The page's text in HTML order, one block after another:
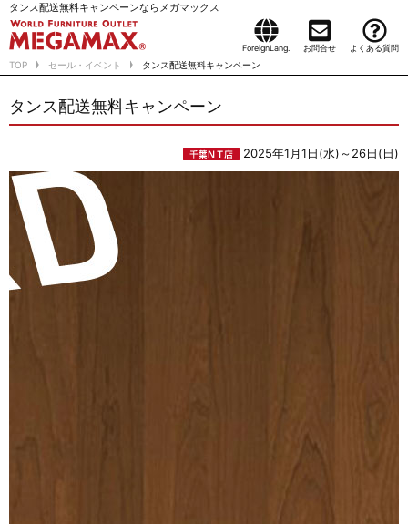
タンス配送無料キャンペーンならメガマックス
ForeignLang. お問合せ よくある質問
TOP セール・イベント タンス配送無料キャンペーン
タンス配送無料キャンペーン
2025年1月1日(水)～26日(日)